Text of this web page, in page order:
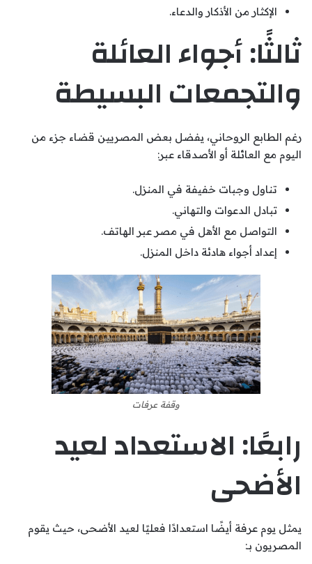
الإكثار من الأذكار والدعاء.
ثالثًا: أجواء العائلة
والتجمعات البسيطة
رغم الطابع الروحاني، يفضل بعض المصريين قضاء جزء من
اليوم مع العائلة أو الأصدقاء عبر:
تناول وجبات خفيفة في المنزل.
تبادل الدعوات والتهاني.
التواصل مع الأهل في مصر عبر الهاتف.
إعداد أجواء هادئة داخل المنزل.
وقفة عرفات
رابعًا: الاستعداد لعيد
الأضحى
يمثل يوم عرفة أيضًا استعدادًا فعليًا لعيد الأضحى، حيث يقوم
المصريون بـ: